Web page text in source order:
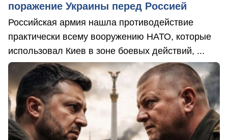
поражение Украины перед Россией
Российская армия нашла противодействие
практически всему вооружению НАТО, которые
использовал Киев в зоне боевых действий, ...